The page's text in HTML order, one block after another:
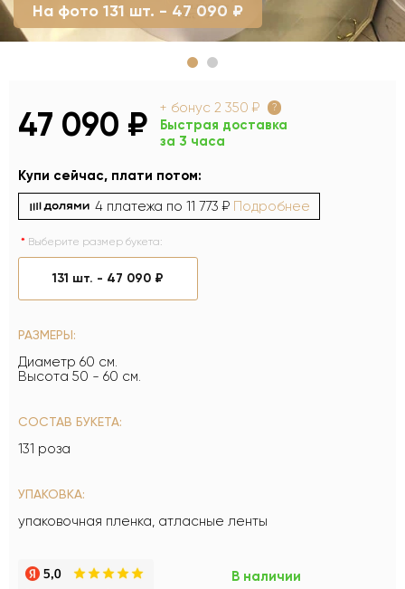
На фото 131 шт. - 47 090 ₽
47 090 ₽ + бонус 2 350 ₽ ?
Быстрая доставка
за 3 часа
Купи сейчас, плати потом:
4 платежа по 11 773 ₽ Подробнее
Выберите размер букета:
131 шт. - 47 090 ₽
РАЗМЕРЫ:
Диаметр 60 см.
Высота 50 - 60 см.
СОСТАВ БУКЕТА:
131 роза
УПАКОВКА:
упаковочная пленка, атласные ленты
В наличии